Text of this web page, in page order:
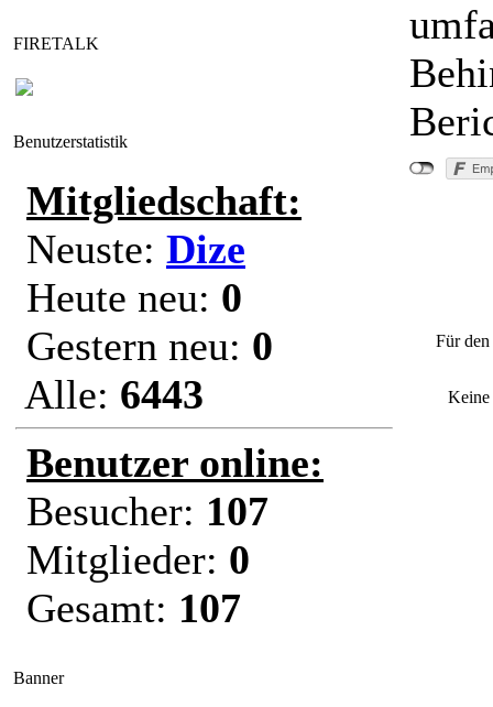
FIRETALK
Benutzerstatistik
Mitgliedschaft:
Neuste: Dize
Heute neu: 0
Gestern neu: 0
Alle: 6443
Benutzer online:
Besucher: 107
Mitglieder: 0
Gesamt: 107
Banner
Für
Keine